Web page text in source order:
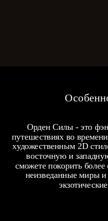
Орден Силы - это
путешествиях во
художественным 2D
восточную и
сможете покорить более
неизведанные миры